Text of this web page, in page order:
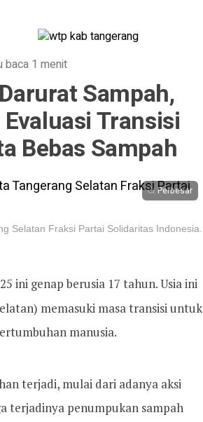
baca 1 menit
Sampah,
Transisi
Bebas Sampah
Perbesar
Selatan Fraksi Partai Solidaritas Indonesia.
ini genap berusia 17 tahun. Usia ini
memasuki masa transisi untuk
manusia.
terjadi, mulai dari adanya aksi
terjadinya penumpukan sampah